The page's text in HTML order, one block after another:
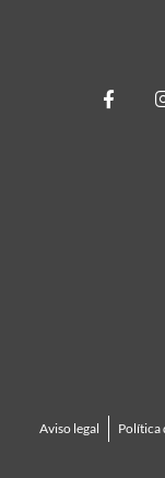
Aviso legal Política